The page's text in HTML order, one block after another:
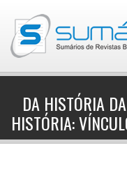
DA HISTÓRIA
HISTÓRIA: